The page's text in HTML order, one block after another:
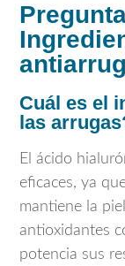
Cuál es el
las
El ácido
eficaces, ya
mantiene la
antioxidantes
potencia sus